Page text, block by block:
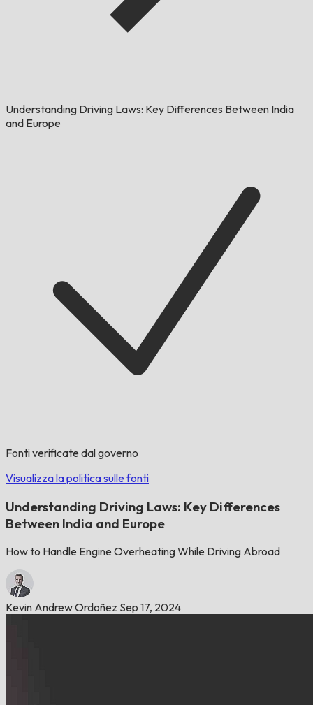
Understanding Driving Laws: Key Differences Between India
and Europe
Fonti verificate dal governo
Visualizza la politica sulle fonti
Understanding Driving Laws: Key Differences
Between India and Europe
How to Handle Engine Overheating While Driving Abroad
Kevin Andrew Ordoñez Sep 17, 2024